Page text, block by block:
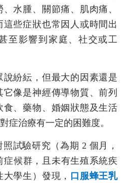
水腫、關節痛、肌肉痛、
些症狀也常因人或時間出
至影響到家庭、社交或工
紛紜，但最大的因素還是
它像是神經傳導物質、前列
食、藥物、婚姻狀態及生活
症治療有一定的困難度。
試驗研究（為期 2 個月，
症候群，且未有生殖系統疾
學生）發現，
口服蜂王乳